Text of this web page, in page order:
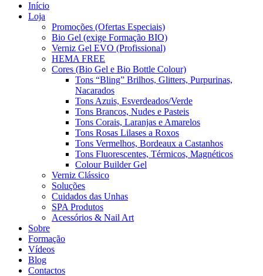
Início
Loja
Promoções (Ofertas Especiais)
Bio Gel (exige Formação BIO)
Verniz Gel EVO (Profissional)
HEMA FREE
Cores (Bio Gel e Bio Bottle Colour)
Tons “Bling” Brilhos, Glitters, Purpurinas,
Nacarados
Tons Azuis, Esverdeados/Verde
Tons Brancos, Nudes e Pasteis
Tons Corais, Laranjas e Amarelos
Tons Rosas Lilases a Roxos
Tons Vermelhos, Bordeaux a Castanhos
Tons Fluorescentes, Térmicos, Magnéticos
Colour Builder Gel
Verniz Clássico
Soluções
Cuidados das Unhas
SPA Produtos
Acessórios & Nail Art
Sobre
Formação
Vídeos
Blog
Contactos